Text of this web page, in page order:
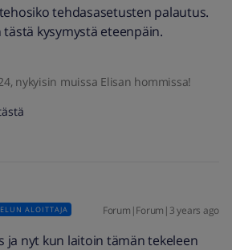
tehdasasetusten palautus.
tästä kysymystä eteenpäin.
nykyisin muissa Elisan hommissa!
ALOITTAJA Forum|Forum|3 years ago
ja nyt kun laitoin tämän tekeleen